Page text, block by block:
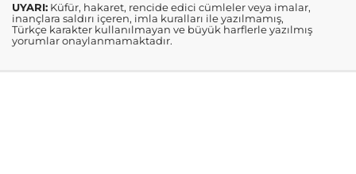
UYARI: Küfür, hakaret, rencide edici cümleler veya imalar,
inançlara saldırı içeren, imla kuralları ile yazılmamış,
Türkçe karakter kullanılmayan ve büyük harflerle yazılmış
yorumlar onaylanmamaktadır.